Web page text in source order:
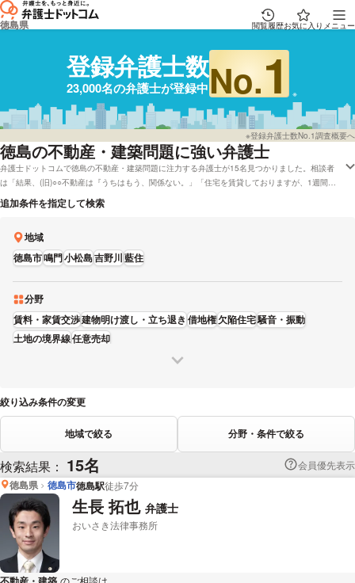
徳島県 閲覧履歴お気に入り メニュー
登録弁護士数
23,000名の弁護士が登録中No.1
※登録弁護士数No.1調査概要へ
徳島の不動産・建築問題に強い弁護士
弁護士ドットコムで徳島の不動産・建築問題に注力する弁護士が15名見つかりました。相談者
は「結果、(旧)○○不動産は『うちはもう、関係ない。」「住宅を賃貸しておりますが、1週間前
に入居者の代理人である不動産業者より解約通知書が届きました。」などの状況にあります。弁
護士ドットコムでは無料の法律相談「みんなの法律相談」に回答している徳島の弁護士や弁護士
きます。具体的には「評判が高い不動産・近隣トラブルが専門の弁護士や弁護士の選び方はだい
たい下調べをしたけれど、徳島周辺の法律事務所の弁護士を実績で検討したい」などのニーズに
も対応することができます。弁護士の中には「事案解決に向けて必要とされる的確なアドバイス
を差し上げます。」とおっしゃる方もおります。不動産・近隣トラブルで課題を抱えている方は
弁護士ドットコムに登録弁護士22,843人から、報酬基準や能力などの条件を考慮して、自身に
あう弁護士に一度相談をしてみることもご検討ください。
追加条件を指定して検索
地域
徳島市鳴門小松島吉野川藍住
分野
賃料・家賃交渉建物明け渡し・立ち退き 借地権欠陥住宅騒音・振動
土地の境界線任意売却
絞り込み条件の変更
地域で絞る 分野・条件で絞る
検索結果： 15名 会員優先表示
徳島県 徳島市徳島駅徒歩7分
生長 拓也 弁護士
おいさき法律事務所
のご相談は